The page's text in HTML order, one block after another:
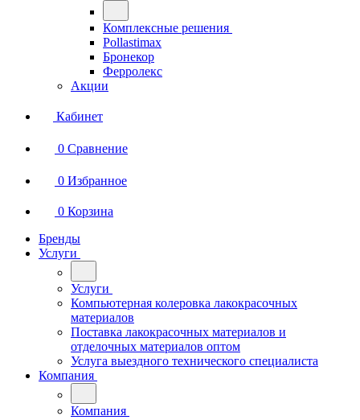
Комплексные решения
Pollastimax
Бронекор
Ферролекс
Акции
Кабинет
0 Сравнение
0 Избранное
0 Корзина
Бренды
Услуги
Услуги
Компьютерная колеровка лакокрасочных
материалов
Поставка лакокрасочных материалов и
отделочных материалов оптом
Услуга выездного технического специалиста
Компания
Компания